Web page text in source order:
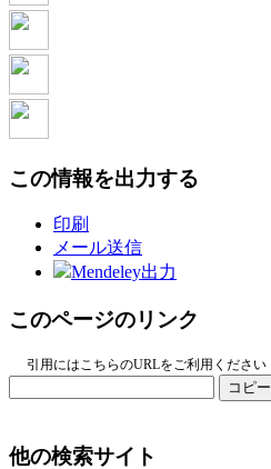
この情報を出力する
印刷
メール送信
Mendeley出力
このページのリンク
引用にはこちらのURLをご利用ください
コピー
他の検索サイト